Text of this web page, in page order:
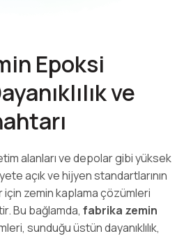
Epoksi
ve
alanları ve depolar gibi yüksek
açık ve hijyen standartlarının
zemin kaplama çözümleri
Bu bağlamda, fabrika zemin
sunduğu üstün dayanıklılık,